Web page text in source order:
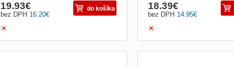
16.20€
bez DPH
19.93€ do košíka
14.95€
bez DPH
18.39€